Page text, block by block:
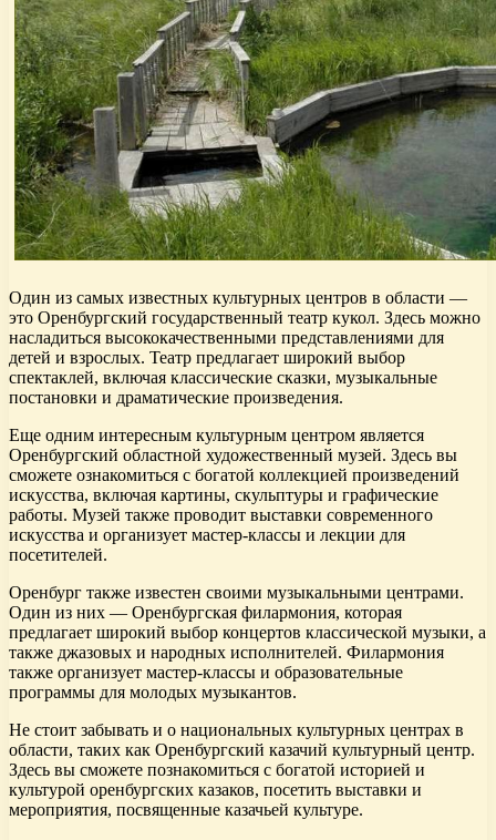
Один из самых известных культурных центров в области —
это Оренбургский государственный театр кукол. Здесь можно
насладиться высококачественными представлениями для
детей и взрослых. Театр предлагает широкий выбор
спектаклей, включая классические сказки, музыкальные
постановки и драматические произведения.
Еще одним интересным культурным центром является
Оренбургский областной художественный музей. Здесь вы
сможете ознакомиться с богатой коллекцией произведений
искусства, включая картины, скульптуры и графические
работы. Музей также проводит выставки современного
искусства и организует мастер-классы и лекции для
посетителей.
Оренбург также известен своими музыкальными центрами.
Один из них — Оренбургская филармония, которая
предлагает широкий выбор концертов классической музыки, а
также джазовых и народных исполнителей. Филармония
также организует мастер-классы и образовательные
программы для молодых музыкантов.
Не стоит забывать и о национальных культурных центрах в
области, таких как Оренбургский казачий культурный центр.
Здесь вы сможете познакомиться с богатой историей и
культурой оренбургских казаков, посетить выставки и
мероприятия, посвященные казачьей культуре.